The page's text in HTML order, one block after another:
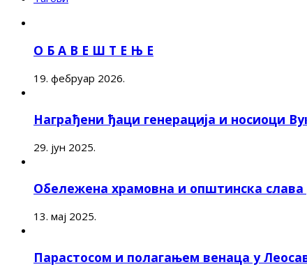
О Б А В Е Ш Т Е Њ Е
19. фебруар 2026.
Награђени ђаци генерација и носиоци
29. јун 2025.
Обележена храмовна и општинска слава
13. мај 2025.
Парастосом и полагањем венаца у